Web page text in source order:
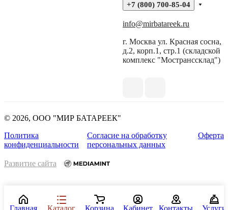
+7 (800) 700-85-04
info@mirbatareek.ru
г. Москва ул. Красная сосна,
д.2, корп.1, стр.1 (складской
комплекс "Мостранссклад")
© 2026, ООО "МИР БАТАРЕЕК"
Политика
конфиденциальности
Согласие на обработку
персональных данных
Оферта
Развитие сайта